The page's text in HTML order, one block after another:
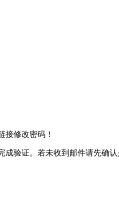
接修改密码！
验证。若未收到邮件请先确认